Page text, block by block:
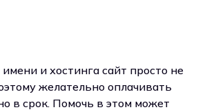
и хостинга сайт просто не
желательно оплачивать
в срок. Помочь в этом может